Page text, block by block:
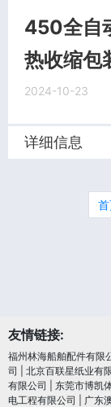
450全自
热收缩包
2024-10-23
详细信息
友情链接:
福州林海船舶配件有限
司
北京百联星纸业有
有限公司
东莞市博凯
电工程有限公司
广东